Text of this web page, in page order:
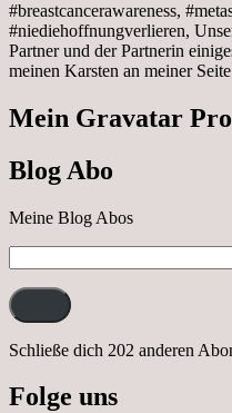
#breastcancerawareness,
#niediehoffnungverlieren,
Partner und der Partnerin
meinen Karsten an meiner
Mein Gravatar
Blog Abo
Meine Blog Abos
Mail-
Adresse:
Schließe dich 202 anderen
Folge uns